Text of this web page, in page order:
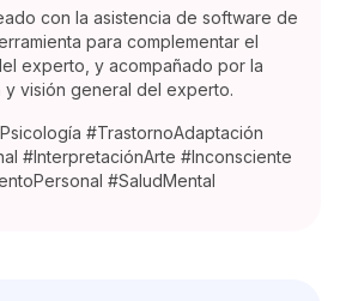
con la asistencia de software de
para complementar el
experto, y acompañado por la
y visión general del experto.
#TrastornoAdaptación
#InterpretaciónArte #Inconsciente
#SaludMental